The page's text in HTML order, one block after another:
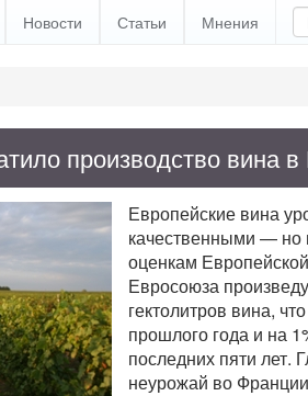
Новости Статьи Мнения
производство вина
Европейские вина
качественными — но
оценкам
Евросоюза
гектолитров вина,
прошлого года и на
последних пяти лет.
неурожай во